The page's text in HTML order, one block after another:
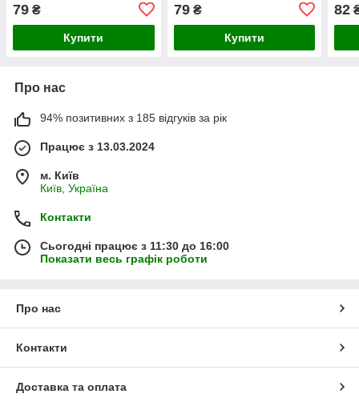
79 ₴
Купити
79₴
Купити
82
Про нас
94% позитивних з 185 відгуків за рік
Працює з 13.03.2024
м. Київ
Київ, Україна
Контакти
Сьогодні працює з 11:30 до 16:00
Показати весь графік роботи
Про нас
Контакти
Доставка та оплата